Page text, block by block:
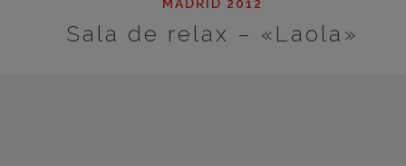
MADRID 2012
Sala de relax – «Laola»